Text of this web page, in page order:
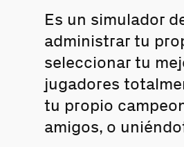
Es un simulador
administrar tu
seleccionar tu
jugadores
tu propio
amigos, o